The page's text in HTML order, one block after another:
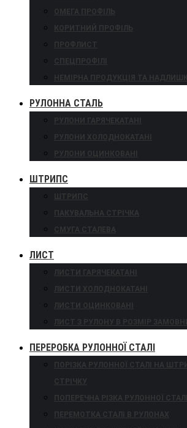
ОМЕГА ПРОФІЛЬ
КОРИТНИЙ ПРОФІЛЬ
ПРОФЛИСТ
СПЕЦПРОФІЛІ
НЕМІРНА ПРОДУКЦІЯ ТА
РУЛОННА СТАЛЬ
РУЛОНИ ГАРЯЧЕКАТАНІ
РУЛОНИ ХОЛОДНОКАТАНІ
РУЛОНИ ОЦИНКОВАНІ
ШТРИПС
ШТРИПС
ПАКУВАЛЬНА СТРІЧКА
СМУГА СТАЛЕВА
ЛИСТ
ЛИСТИ ГАРЯЧЕКАТАНІ
ЛИСТИ ХОЛОДНОКАТАНІ
ЛИСТИ ОЦИНКОВАНІ
ЛИСТ З РУЛОНУ В РОЗМІР
ПЕРЕРОБКА РУЛОННОЇ СТАЛІ
ПОРІЗКА РУЛОННОЇ СТАЛІ НА
СТРІЧКУ
ПОПЕРЕЧНА РІЗКА РУЛОННОЇ СТАЛІ
ПЕРЕМОТКА СТАЛІ В РУЛОНАХ